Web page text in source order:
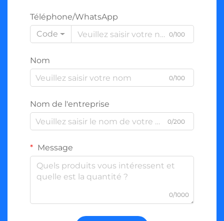
Téléphone/WhatsApp
Code
0/100
Nom
0/100
Nom de l'entreprise
0/200
Message
0/1000